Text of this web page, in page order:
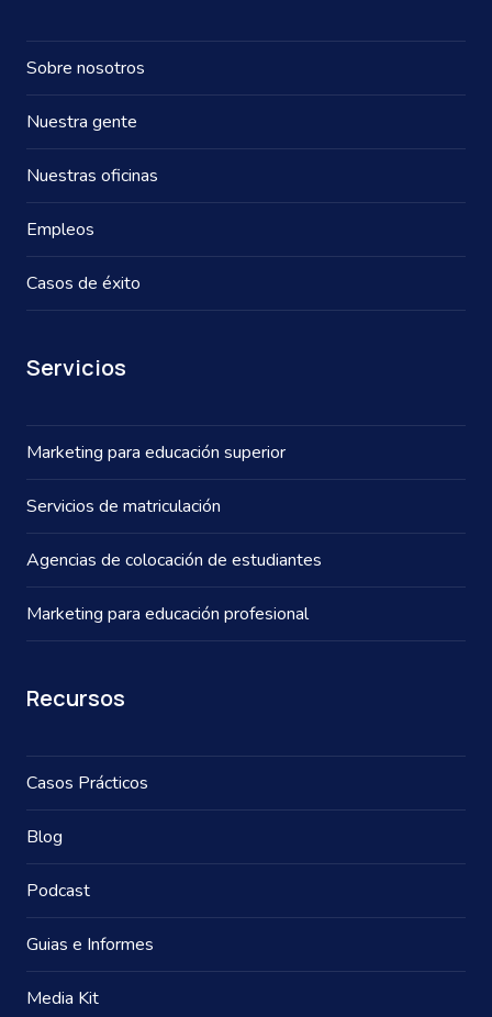
Sobre nosotros
Nuestra gente
Nuestras oficinas
Empleos
Casos de éxito
Servicios
Marketing para educación superior
Servicios de matriculación
Agencias de colocación de estudiantes
Marketing para educación profesional
Recursos
Casos Prácticos
Blog
Podcast
Guias e Informes
Media Kit